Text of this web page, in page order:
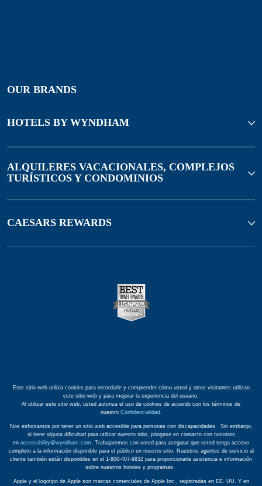
OUR BRANDS
HOTELS BY WYNDHAM
ALQUILERES VACACIONALES, COMPLEJOS
TURÍSTICOS Y CONDOMINIOS
CAESARS REWARDS
Este sitio web utiliza cookies para recordarle y comprender cómo usted y otros visitantes utilizan
este sitio web y para mejorar la experiencia del usuario.
Al utilizar este sitio web, usted autoriza el uso de cookies de acuerdo con los términos de
nuestro Confidencialidad
Nos esforzamos por tener un sitio web accesible para personas con discapacidades. Sin embargo,
si tiene alguna dificultad para utilizar nuestro sitio, póngase en contacto con nosotros
en accessibility@wyndham.com . Trabajaremos con usted para asegurar que usted tenga acceso
completo a la información disponible para el público en nuestro sitio. Nuestros agentes de servicio al
cliente también están disponibles en el 1-800-407-9832 para proporcionarle asistencia e información
sobre nuestros hoteles y programas.
Apple y el logotipo de Apple son marcas comerciales de Apple Inc., registradas en EE. UU. Y en